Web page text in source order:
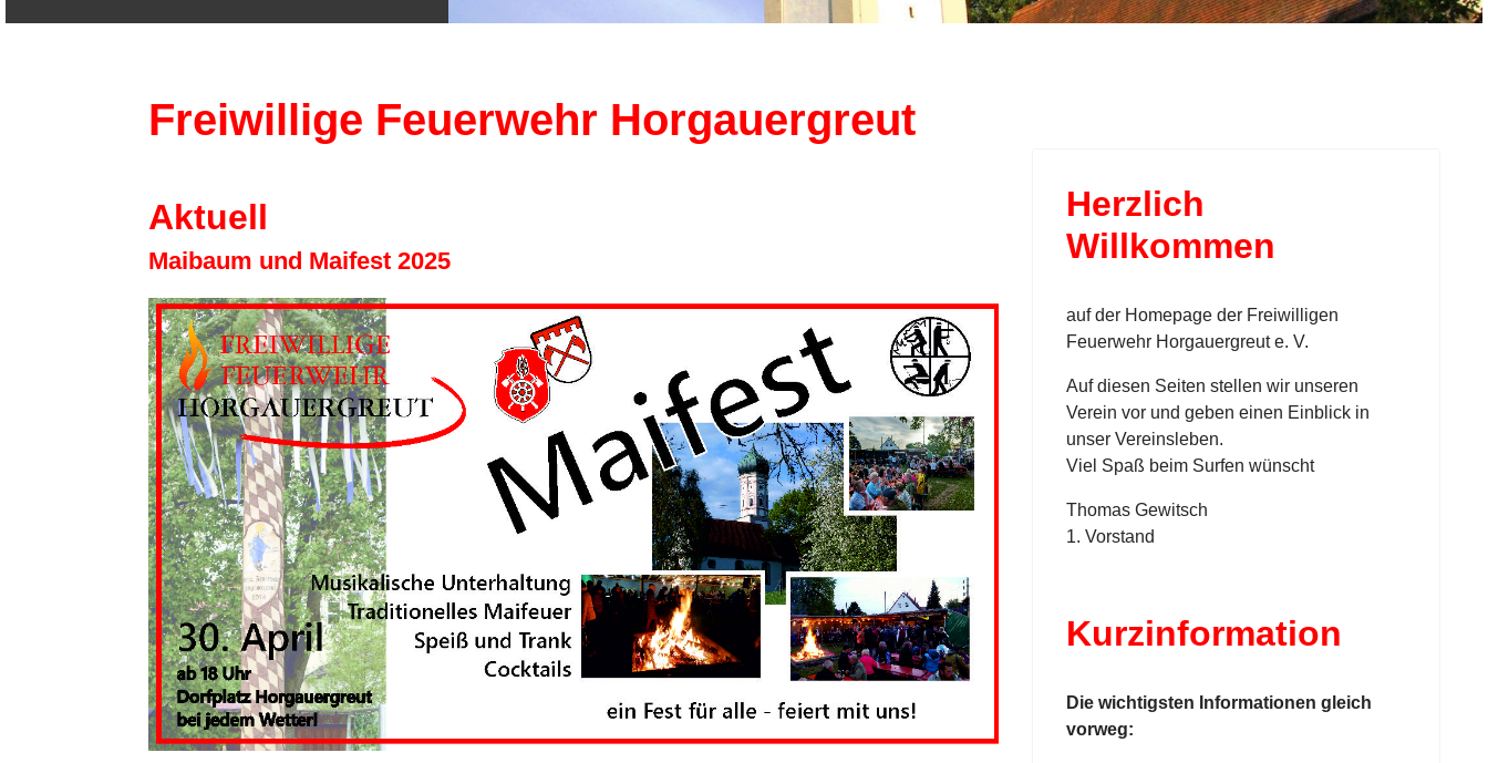
Freiwillige Feuerwehr Horgauergreut
Aktuell
Maibaum und Maifest 2025
Herzlich
Willkommen
auf der Homepage der Freiwilligen
Feuerwehr Horgauergreut e. V.
Auf diesen Seiten stellen wir unseren
Verein vor und geben einen Einblick in
unser Vereinsleben.
Viel Spaß beim Surfen wünscht
Thomas Gewitsch
1. Vorstand
Kurzinformation
Die wichtigsten Informationen gleich
vorweg: